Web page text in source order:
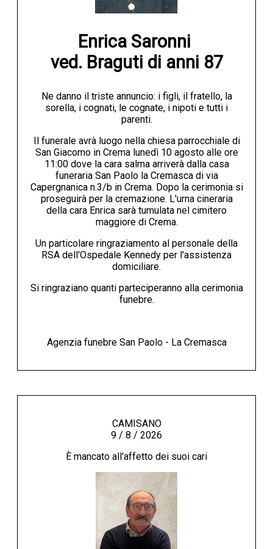
Enrica Saronni
ved. Braguti di anni 87
Ne danno il triste annuncio: i figli, il fratello, la
sorella, i cognati, le cognate, i nipoti e tutti i
parenti.
Il funerale avrà luogo nella chiesa parrocchiale di
San Giacomo in Crema lunedì 10 agosto alle ore
11:00 dove la cara salma arriverà dalla casa
funeraria San Paolo la Cremasca di via
Capergnanica n.3/b in Crema. Dopo la cerimonia si
proseguirà per la cremazione. L'urna cineraria
della cara Enrica sarà tumulata nel cimitero
maggiore di Crema.
Un particolare ringraziamento al personale della
RSA dell'Ospedale Kennedy per l'assistenza
domiciliare.
Si ringraziano quanti parteciperanno alla cerimonia
funebre.
Agenzia funebre San Paolo - La Cremasca
CAMISANO
9 / 8 / 2026
È mancato all'affetto dei suoi cari